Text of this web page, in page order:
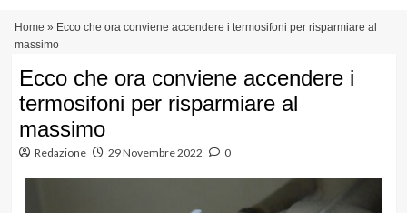
principale
Home » Ecco che ora conviene accendere i termosifoni per risparmiare al
massimo
Ecco che ora conviene accendere i
termosifoni per risparmiare al
massimo
Redazione 29 Novembre 2022 0